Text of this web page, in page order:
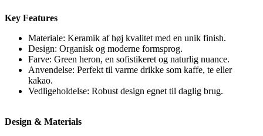
Key Features
Materiale: Keramik af høj kvalitet med en unik finish.
Design: Organisk og moderne formsprog.
Farve: Green heron, en sofistikeret og naturlig nuance.
Anvendelse: Perfekt til varme drikke som kaffe, te eller
kakao.
Vedligeholdelse: Robust design egnet til daglig brug.
Design & Materials